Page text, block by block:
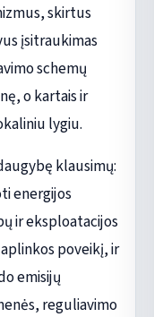
skirtus
įsitraukimas
schemų
o kartais ir
lygiu.
klausimų:
energijos
ir eksploatacijos
poveikį, ir
emisijų
reguliavimo